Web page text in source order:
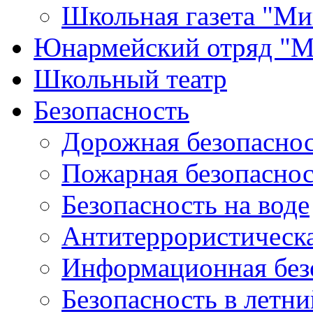
Школьная газета
Юнармейский отряд
Школьный театр
Безопасность
Дорожная
Пожарная
Безопасность на воде
Информационная
Безопасность в